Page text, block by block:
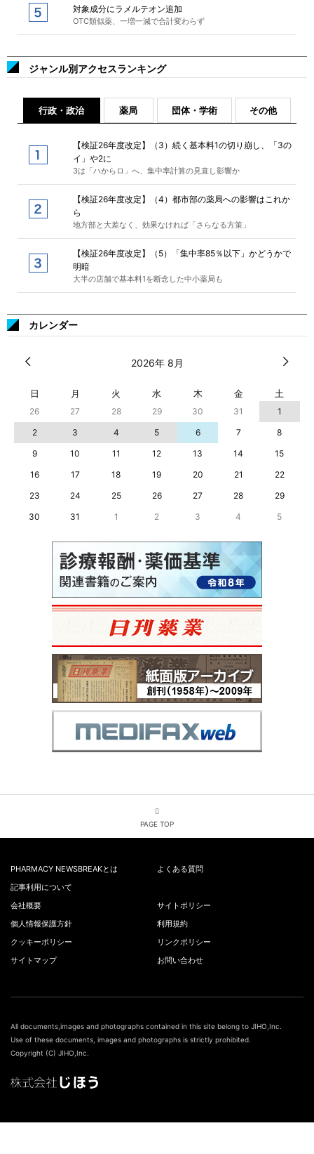
対象成分にラメルテオン追加
OTC類似薬、一増一減で合計変わらず
ジャンル別アクセスランキング
行政・政治 薬局 団体・学術 その他
【検証26年度改定】（3）続く基本料1の切り崩し、「3の
イ」や2に
3は「ハからロ」へ、集中率計算の見直し影響か
【検証26年度改定】（4）都市部の薬局への影響はこれか
ら
地方部と大差なく、効果なければ「さらなる方策」
【検証26年度改定】（5）「集中率85％以下」かどうかで
明暗
大半の店舗で基本料1を断念した中小薬局も
カレンダー
2026年 8月
日 月 火 水 木 金 土
26 27 28 29 30 31
1
2
3 4 5 6 7
8
9
10 11 12 13 14
15
16
17 18 19 20 21
22
23
24 25 26 27 28
29
30
31 1 2 3 4 5
PAGE TOP
PHARMACY NEWSBREAKとは
よくある質問
記事利用について
会社概要
サイトポリシー
個人情報保護方針
利用規約
クッキーポリシー
リンクポリシー
サイトマップ
お問い合わせ
All documents,images and photographs contained in this site belong to JIHO,Inc.
Use of these documents, images and photographs is strictly prohibited.
Copyright (C) JIHO,Inc.